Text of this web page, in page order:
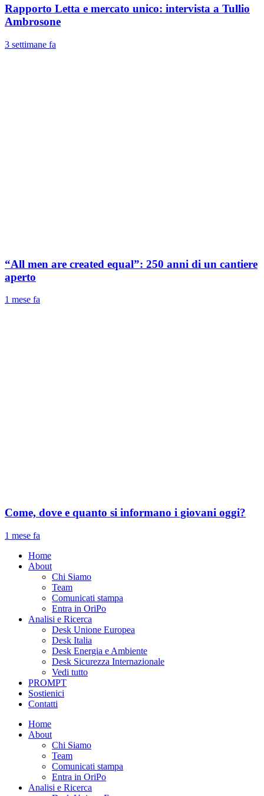
Rapporto Letta e mercato unico: intervista a Tullio
Ambrosone
3 settimane fa
“All men are created equal”: 250 anni di un cantiere
aperto
1 mese fa
Come, dove e quanto si informano i giovani oggi?
1 mese fa
Home
About
Chi Siamo
Team
Comunicati stampa
Entra in OriPo
Analisi e Ricerca
Desk Unione Europea
Desk Italia
Desk Energia e Ambiente
Desk Sicurezza Internazionale
Vedi tutto
PROMPT
Sostienici
Contatti
Home
About
Chi Siamo
Team
Comunicati stampa
Entra in OriPo
Analisi e Ricerca